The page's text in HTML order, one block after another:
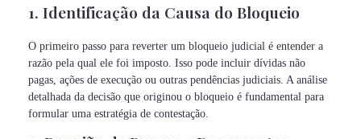
1. Identificação da Causa do Bloqueio
O primeiro passo para reverter um bloqueio judicial é entender a
razão pela qual ele foi imposto. Isso pode incluir dívidas não
pagas, ações de execução ou outras pendências judiciais. A análise
detalhada da decisão que originou o bloqueio é fundamental para
formular uma estratégia de contestação.